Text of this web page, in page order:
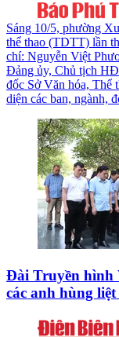
Sáng 10/5, phường
thể thao (TDTT) lần
chí: Nguyễn Việt
Đảng ủy, Chủ tịch
đốc Sở Văn hóa, Thể
diện các ban, ngành,
Đài Truyền hình
các anh hùng